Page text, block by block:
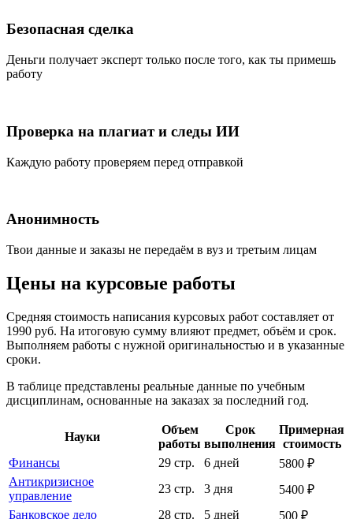
Безопасная сделка
Деньги получает эксперт только после того, как ты примешь
работу
Проверка на плагиат и следы ИИ
Каждую работу проверяем перед отправкой
Анонимность
Твои данные и заказы не передаём в вуз и третьим лицам
Цены на курсовые работы
Средняя стоимость написания курсовых работ составляет от
1990 руб. На итоговую сумму влияют предмет, объём и срок.
Выполняем работы с нужной оригинальностью и в указанные
сроки.
В таблице представлены реальные данные по учебным
дисциплинам, основанные на заказах за последний год.
Науки
Объем
работы
Срок
выполнения
Примерная
стоимость
Финансы
29 стр. 6 дней
5800 ₽
Антикризисное
управление
23 стр. 3 дня
5400 ₽
Банковское дело
28 стр. 5 дней 500 ₽